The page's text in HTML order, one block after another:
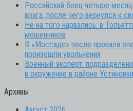
Российский боец четыре
врага, после чего вернулся к
Не на того нарвались: в
мошенников
В «Моссаде» после провала
произошли увольнения
Военный эксперт:
в окружение в районе Устиновки
Архивы